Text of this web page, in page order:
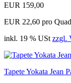
EUR 159,00
EUR 22,60 pro
inkl. 19 % USt zzgl.
Tapete Yokata Jean